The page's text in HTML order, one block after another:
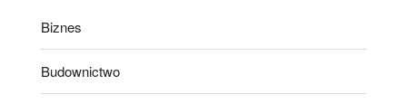
Biznes
Budownictwo